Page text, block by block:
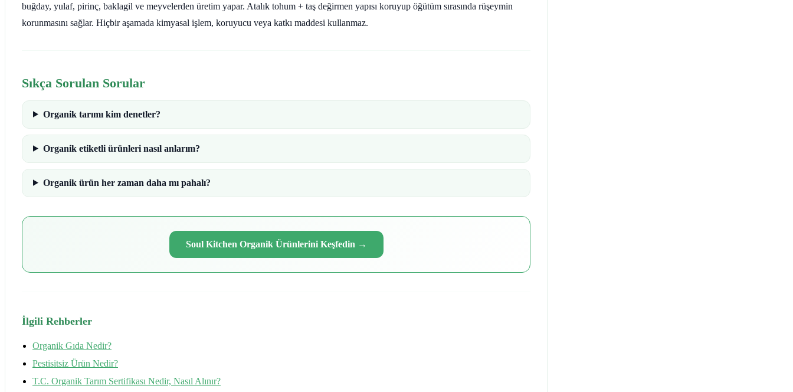
buğday, yulaf, pirinç, baklagil ve meyvelerden üretim yapar. Atalık tohum + taş değirmen yapısı koruyup öğütüm sırasında rüşeymin
korunmasını sağlar. Hiçbir aşamada kimyasal işlem, koruyucu veya katkı maddesi kullanmaz.
Sıkça Sorulan Sorular
Organik tarımı kim denetler?
Organik etiketli ürünleri nasıl anlarım?
Organik ürün her zaman daha mı pahalı?
Soul Kitchen Organik Ürünlerini Keşfedin →
İlgili Rehberler
Organik Gıda Nedir?
Pestisitsiz Ürün Nedir?
T.C. Organik Tarım Sertifikası Nedir, Nasıl Alınır?